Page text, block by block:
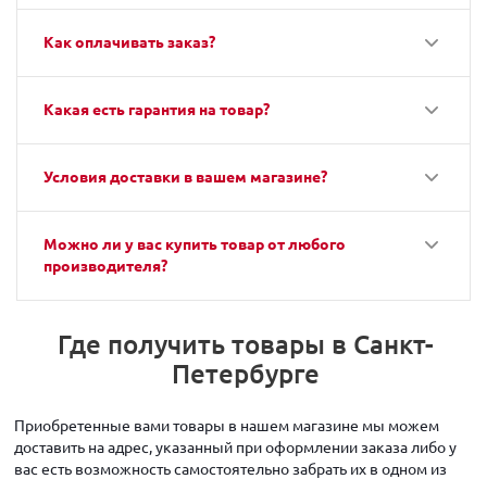
Как оплачивать заказ?
Какая есть гарантия на товар?
Условия доставки в вашем магазине?
Можно ли у вас купить товар от любого
производителя?
Где получить товары в Санкт-
Петербурге
Приобретенные вами товары в нашем магазине мы можем
доставить на адрес, указанный при оформлении заказа либо у
вас есть возможность самостоятельно забрать их в одном из